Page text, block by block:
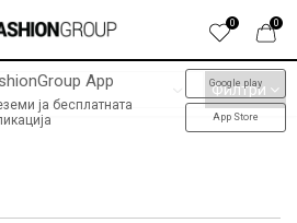
0
0
App
ја бесплатната
Google play
App Store
-60% | колекција пролет-лето '26 Филтри